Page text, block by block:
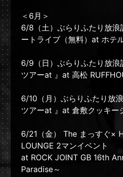
＜6月＞
6/8（土）ぶらりふたり放
ートライブ（無料）at ホテ
6/9（日）ぶらりふたり放浪
ツアーat 』at 高松
6/10（月）ぶらりふたり放
ツアーat 』at 倉敷クッキー
6/21（金） The まっすぐ×
LOUNGE 2マンイベント
at ROCK JOINT GB 16th
Paradise～